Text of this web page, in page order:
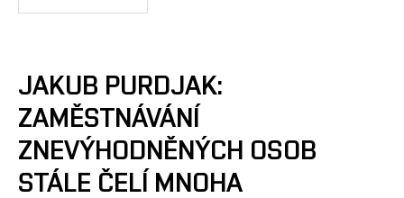
JAKUB PURDJAK:
ZAMĚSTNÁVÁNÍ
ZNEVÝHODNĚNÝCH OSOB
STÁLE ČELÍ MNOHA